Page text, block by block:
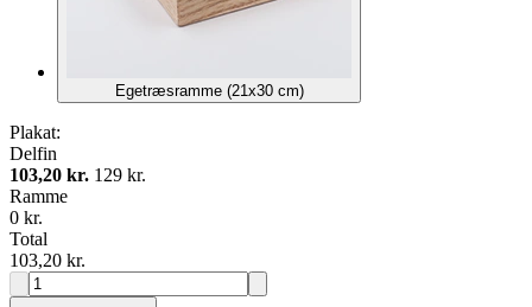
Egetræsramme (21x30 cm)
Plakat:
Delfin
103,20 kr. 129 kr.
Ramme
0 kr.
Total
103,20 kr.